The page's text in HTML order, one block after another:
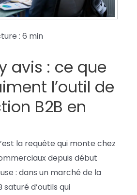
: 6 min
avis : ce que
l’outil de
B2B en
la requête qui monte chez
depuis début
: dans un marché de la
d’outils qui